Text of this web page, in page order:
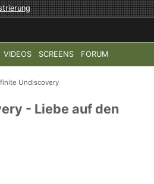
VIDEOS SCREENS FORUM
WARFARE 4 HALO:
Undiscovery
- Liebe auf den